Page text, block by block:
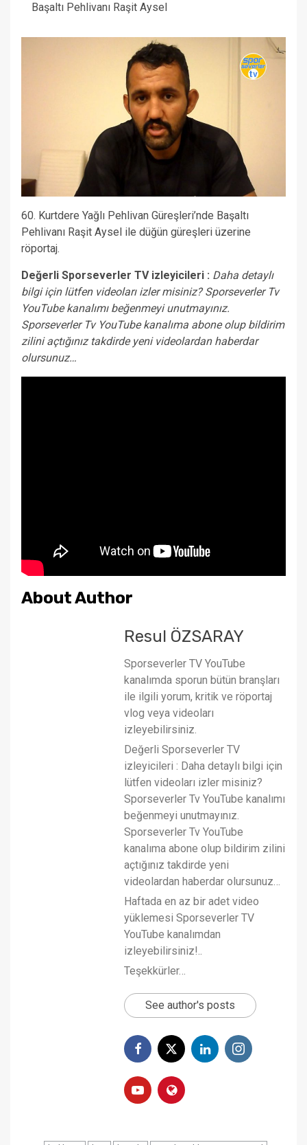
Başaltı Pehlivanı Raşit Aysel
60. Kurtdere Yağlı Pehlivan Güreşleri’nde Başaltı
Pehlivanı Raşit Aysel ile düğün güreşleri üzerine
röportaj.
Değerli Sporseverler TV izleyicileri : Daha detaylı
bilgi için lütfen videoları izler misiniz? Sporseverler Tv
YouTube kanalımı beğenmeyi unutmayınız.
Sporseverler Tv YouTube kanalıma abone olup bildirim
zilini açtığınız takdirde yeni videolardan haberdar
olursunuz…
About Author
Resul ÖZSARAY
Sporseverler TV YouTube
kanalımda sporun bütün branşları
ile ilgili yorum, kritik ve röportaj
vlog veya videoları
izleyebilirsiniz.
Değerli Sporseverler TV
izleyicileri : Daha detaylı bilgi için
lütfen videoları izler misiniz?
Sporseverler Tv YouTube kanalımı
beğenmeyi unutmayınız.
Sporseverler Tv YouTube
kanalıma abone olup bildirim zilini
açtığınız takdirde yeni
videolardan haberdar olursunuz…
Haftada en az bir adet video
yüklemesi Sporseverler TV
YouTube kanalımdan
izleyebilirsiniz!..
Teşekkürler…
See author's posts